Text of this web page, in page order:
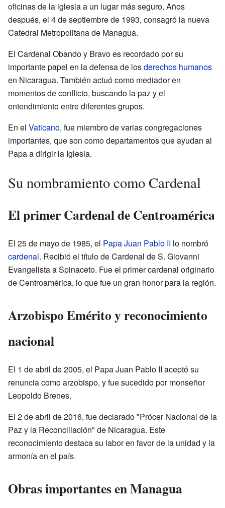
oficinas de la iglesia a un lugar más seguro. Años
después, el 4 de septiembre de 1993, consagró la nueva
Catedral Metropolitana de Managua.
El Cardenal Obando y Bravo es recordado por su
importante papel en la defensa de losderechos humanos
en Nicaragua. También actuó como mediador en
momentos de conflicto, buscando la paz y el
entendimiento entre diferentes grupos.
En el Vaticano, fue miembro de varias congregaciones
importantes, que son como departamentos que ayudan al
Papa a dirigir la Iglesia.
Su nombramiento como Cardenal
El primer Cardenal de Centroamérica
El 25 de mayo de 1985, el Papa Juan Pablo II lo nombró
cardenal. Recibió el título de Cardenal de S. Giovanni
Evangelista a Spinaceto. Fue el primer cardenal originario
de Centroamérica, lo que fue un gran honor para la región.
Arzobispo Emérito y reconocimiento
nacional
El 1 de abril de 2005, el Papa Juan Pablo II aceptó su
renuncia como arzobispo, y fue sucedido por monseñor
Leopoldo Brenes.
El 2 de abril de 2016, fue declarado "Prócer Nacional de la
Paz y la Reconciliación" de Nicaragua. Este
reconocimiento destaca su labor en favor de la unidad y la
armonía en el país.
Obras importantes en Managua